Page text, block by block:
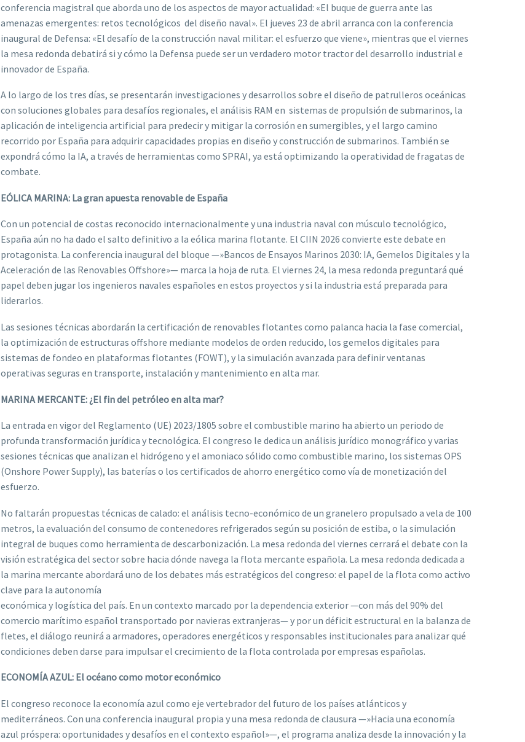
conferencia magistral que aborda uno de los aspectos de mayor actualidad: «El buque de guerra ante las
amenazas emergentes: retos tecnológicos del diseño naval». El jueves 23 de abril arranca con la conferencia
inaugural de Defensa: «El desafío de la construcción naval militar: el esfuerzo que viene», mientras que el viernes
la mesa redonda debatirá si y cómo la Defensa puede ser un verdadero motor tractor del desarrollo industrial e
innovador de España.
A lo largo de los tres días, se presentarán investigaciones y desarrollos sobre el diseño de patrulleros oceánicas
con soluciones globales para desafíos regionales, el análisis RAM en sistemas de propulsión de submarinos, la
aplicación de inteligencia artificial para predecir y mitigar la corrosión en sumergibles, y el largo camino
recorrido por España para adquirir capacidades propias en diseño y construcción de submarinos. También se
expondrá cómo la IA, a través de herramientas como SPRAI, ya está optimizando la operatividad de fragatas de
combate.
EÓLICA MARINA: La gran apuesta renovable de España
Con un potencial de costas reconocido internacionalmente y una industria naval con músculo tecnológico,
España aún no ha dado el salto definitivo a la eólica marina flotante. El CIIN 2026 convierte este debate en
protagonista. La conferencia inaugural del bloque —»Bancos de Ensayos Marinos 2030: IA, Gemelos Digitales y la
Aceleración de las Renovables Offshore»— marca la hoja de ruta. El viernes 24, la mesa redonda preguntará qué
papel deben jugar los ingenieros navales españoles en estos proyectos y si la industria está preparada para
liderarlos.
Las sesiones técnicas abordarán la certificación de renovables flotantes como palanca hacia la fase comercial,
la optimización de estructuras offshore mediante modelos de orden reducido, los gemelos digitales para
sistemas de fondeo en plataformas flotantes (FOWT), y la simulación avanzada para definir ventanas
operativas seguras en transporte, instalación y mantenimiento en alta mar.
MARINA MERCANTE: ¿El fin del petróleo en alta mar?
La entrada en vigor del Reglamento (UE) 2023/1805 sobre el combustible marino ha abierto un periodo de
profunda transformación jurídica y tecnológica. El congreso le dedica un análisis jurídico monográfico y varias
sesiones técnicas que analizan el hidrógeno y el amoniaco sólido como combustible marino, los sistemas OPS
(Onshore Power Supply), las baterías o los certificados de ahorro energético como vía de monetización del
esfuerzo.
No faltarán propuestas técnicas de calado: el análisis tecno-económico de un granelero propulsado a vela de 100
metros, la evaluación del consumo de contenedores refrigerados según su posición de estiba, o la simulación
integral de buques como herramienta de descarbonización. La mesa redonda del viernes cerrará el debate con la
visión estratégica del sector sobre hacia dónde navega la flota mercante española. La mesa redonda dedicada a
la marina mercante abordará uno de los debates más estratégicos del congreso: el papel de la flota como activo
clave para la autonomía
económica y logística del país. En un contexto marcado por la dependencia exterior —con más del 90% del
comercio marítimo español transportado por navieras extranjeras— y por un déficit estructural en la balanza de
fletes, el diálogo reunirá a armadores, operadores energéticos y responsables institucionales para analizar qué
condiciones deben darse para impulsar el crecimiento de la flota controlada por empresas españolas.
ECONOMÍA AZUL: El océano como motor económico
El congreso reconoce la economía azul como eje vertebrador del futuro de los países atlánticos y
mediterráneos. Con una conferencia inaugural propia y una mesa redonda de clausura —»Hacia una economía
azul próspera: oportunidades y desafíos en el contexto español»—, el programa analiza desde la innovación y la